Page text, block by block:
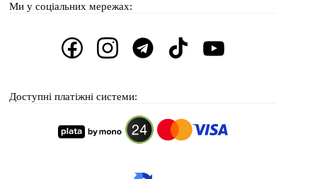
Ми у соціальних мережах:
Доступні платіжні системи: